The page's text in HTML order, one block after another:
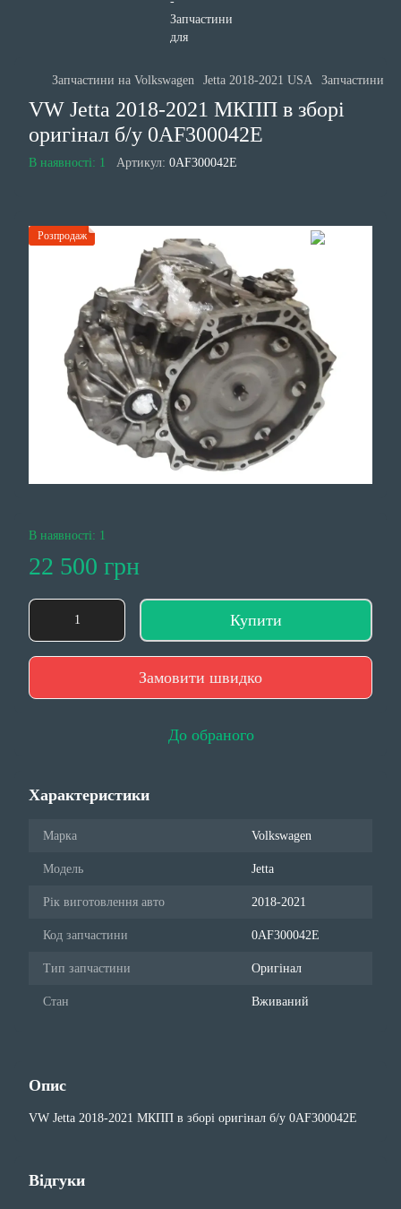
Запчастини на Volkswagen Jetta 2018-2021 USA Запчастини
VW Jetta 2018-2021 МКПП в зборі
оригінал б/у 0AF300042E
В наявності: 1 Артикул: 0AF300042E
Розпродаж
В наявності: 1
22 500 грн
Купити
Замовити швидко
До обраного
Характеристики
Марка Volkswagen
Модель Jetta
Рік виготовлення авто 2018-2021
Код запчастини 0AF300042E
Тип запчастини Оригінал
Стан Вживаний
Опис
VW Jetta 2018-2021 МКПП в зборі оригінал б/у 0AF300042E
Відгуки